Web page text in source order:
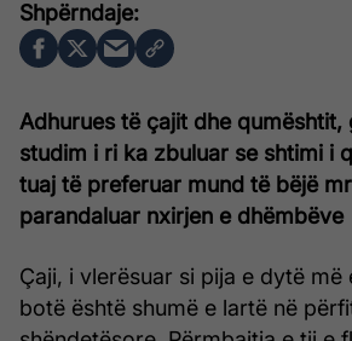
Adhurues të çajit dhe qumështit,
studim i ri ka zbuluar se shtimi i
tuaj të preferuar mund të bëjë
parandaluar nxirjen e dhëmbëve
Çaji, i vlerësuar si pija e dytë më
botë është shumë e lartë në